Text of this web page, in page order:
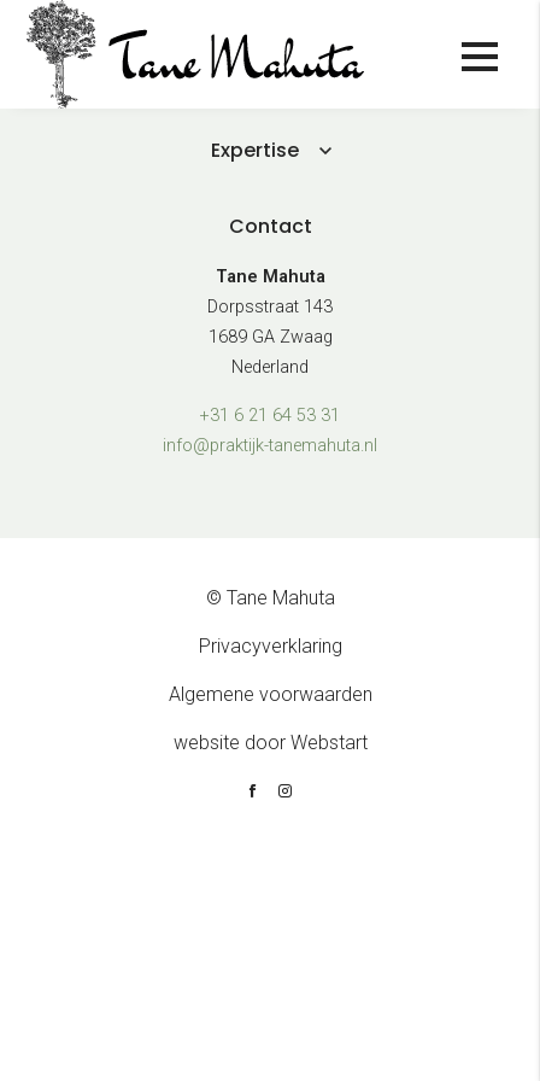
Algemeen
Expertise
Contact
Tane Mahuta
Dorpsstraat 143
1689 GA Zwaag
Nederland
+31 6 21 64 53 31
info@praktijk-tanemahuta.nl
© Tane Mahuta
Privacyverklaring
Algemene voorwaarden
website door Webstart